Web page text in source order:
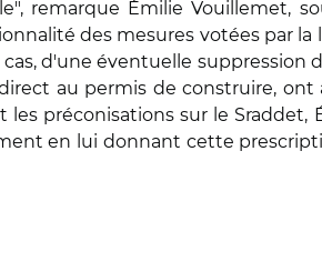
remarque Émilie Vouillemet,
des mesures votées par la
d'une éventuelle suppression
au permis de construire,
préconisations sur le Sraddet,
en lui donnant cette